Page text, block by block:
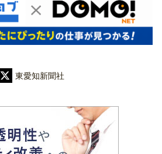
東愛知新聞社